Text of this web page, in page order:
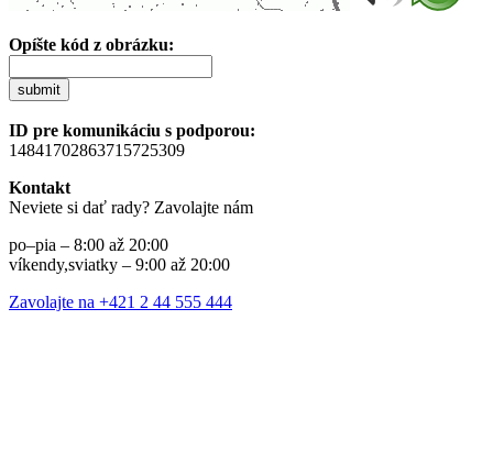
Opíšte kód z obrázku:
submit
ID pre komunikáciu s podporou:
14841702863715725309
Kontakt
Neviete si dať rady? Zavolajte nám
po–pia – 8:00 až 20:00
víkendy,sviatky – 9:00 až 20:00
Zavolajte na +421 2 44 555 444